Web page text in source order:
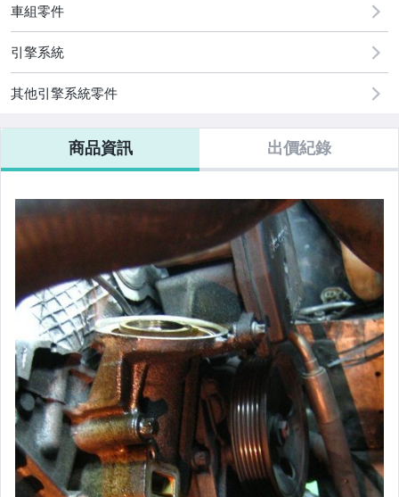
車組零件
引擎系統
其他引擎系統零件
商品資訊 出價紀錄